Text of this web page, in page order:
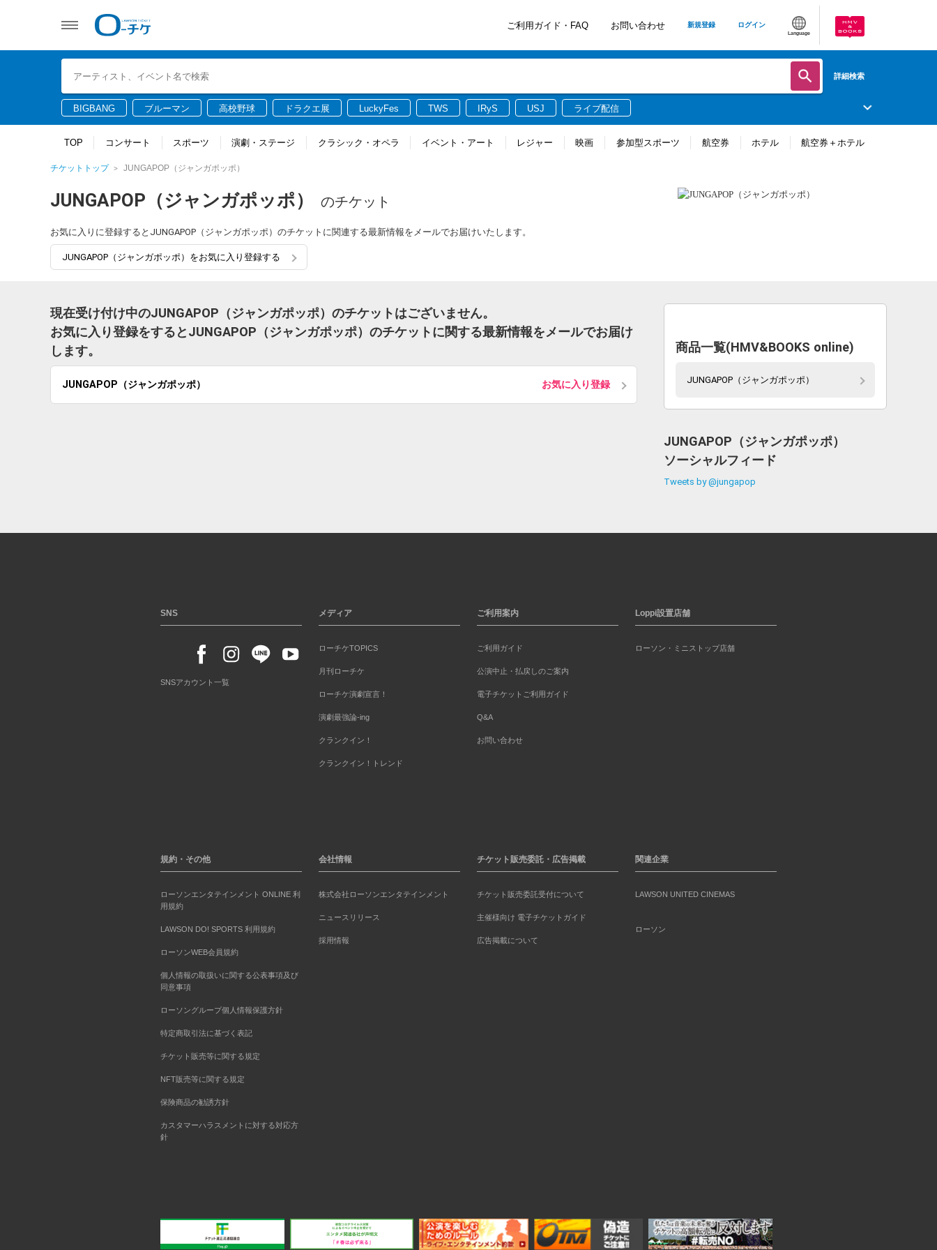
ご利用ガイド・FAQ お問い合わせ 新規登録 ログイン
Language
詳細検索
BIGBANG ブルーマン 高校野球 ドラクエ展 LuckyFes TWS IRyS USJ ライブ配信
TOP コンサート スポーツ 演劇・ステージ クラシック・オペラ イベント・アート レジャー 映画 参加型スポーツ 航空券 ホテル 航空券＋ホテル
チケットトップ JUNGAPOP（ジャンガポッポ）
JUNGAPOP（ジャンガポッポ） のチケット
お気に入りに登録するとJUNGAPOP（ジャンガポッポ）のチケットに関連する最新情報をメールでお届けいたします。
JUNGAPOP（ジャンガポッポ）をお気に入り登録する
現在受け付け中のJUNGAPOP（ジャンガポッポ）のチケットはございません。
お気に入り登録をするとJUNGAPOP（ジャンガポッポ）のチケットに関する最新情報をメールでお届け
します。
JUNGAPOP（ジャンガポッポ） お気に入り登録
商品一覧(HMV&BOOKS online)
JUNGAPOP（ジャンガポッポ）
JUNGAPOP（ジャンガポッポ）
ソーシャルフィード
Tweets by @jungapop
SNS
SNSアカウント一覧
メディア
ローチケTOPICS
月刊ローチケ
ローチケ演劇宣言！
演劇最強論-ing
クランクイン！
クランクイン！トレンド
ご利用案内
ご利用ガイド
公演中止・払戻しのご案内
電子チケットご利用ガイド
Q&A
お問い合わせ
Loppi設置店舗
ローソン・ミニストップ店舗
規約・その他
ローソンエンタテインメント ONLINE 利
用規約
LAWSON DO! SPORTS 利用規約
ローソンWEB会員規約
個人情報の取扱いに関する公表事項及び
同意事項
ローソングループ個人情報保護方針
特定商取引法に基づく表記
チケット販売等に関する規定
NFT販売等に関する規定
保険商品の勧誘方針
カスタマーハラスメントに対する対応方
針
会社情報
株式会社ローソンエンタテインメント
ニュースリリース
採用情報
チケット販売委託・広告掲載
チケット販売委託受付について
主催様向け 電子チケットガイド
広告掲載について
関連企業
LAWSON UNITED CINEMAS
ローソン